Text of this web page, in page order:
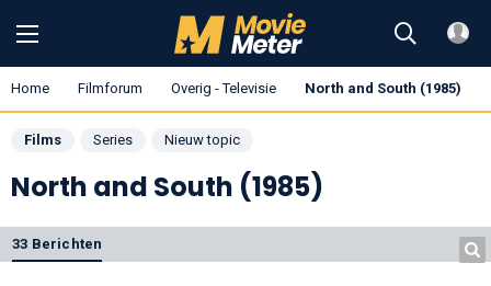
Home Filmforum Overig - Televisie North and South (1985)
Films Series Nieuw topic
North and South (1985)
33 Berichten